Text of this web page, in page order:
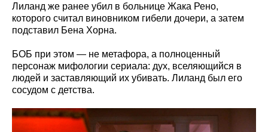
Лиланд же ранее убил в больнице Жака Рено,
которого считал виновником гибели дочери, а затем
подставил Бена Хорна.
БОБ при этом — не метафора, а полноценный
персонаж мифологии сериала: дух, вселяющийся в
людей и заставляющий их убивать. Лиланд был его
сосудом с детства.